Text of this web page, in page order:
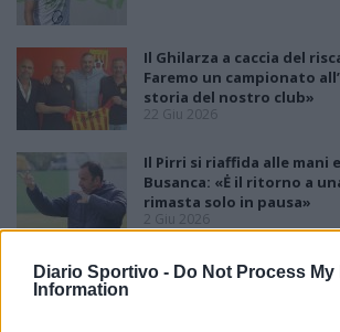
Diario Sportivo - Do Not Process My
Information
Il Ghilarza a caccia del
Faremo un campionato
storia del nostro club»
22 Giu 2026
Il Pirri si riaffida alle mani
Busanca: «Ė il ritorno a
rimasta solo in pausa»
2 Giu 2026
Finale playoff:
nel finale, Madeddu e